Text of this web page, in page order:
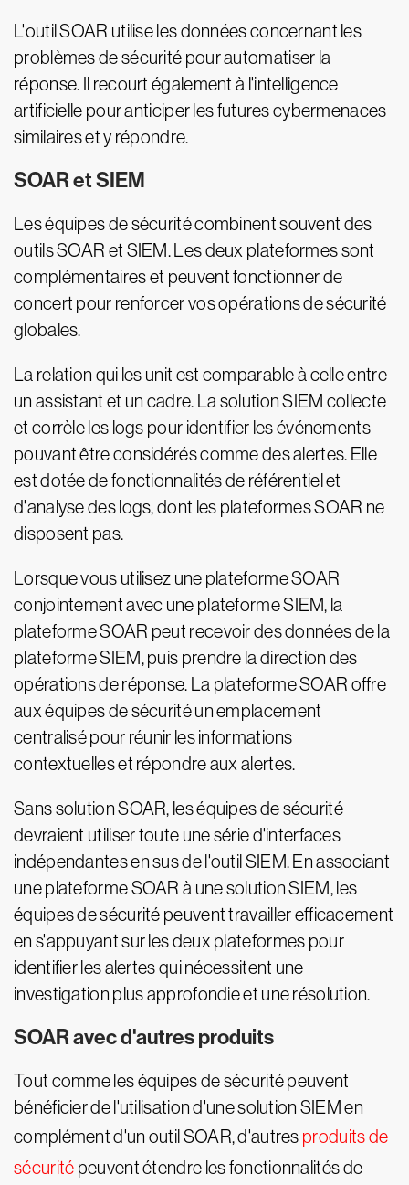
L'outil SOAR utilise les données concernant les
problèmes de sécurité pour automatiser la
réponse. Il recourt également à l'intelligence
artificielle pour anticiper les futures cybermenaces
similaires et y répondre.
SOAR et SIEM
Les équipes de sécurité combinent souvent des
outils SOAR et SIEM. Les deux plateformes sont
complémentaires et peuvent fonctionner de
concert pour renforcer vos opérations de sécurité
globales.
La relation qui les unit est comparable à celle entre
un assistant et un cadre. La solution SIEM collecte
et corrèle les logs pour identifier les événements
pouvant être considérés comme des alertes. Elle
est dotée de fonctionnalités de référentiel et
d'analyse des logs, dont les plateformes SOAR ne
disposent pas.
Lorsque vous utilisez une plateforme SOAR
conjointement avec une plateforme SIEM, la
plateforme SOAR peut recevoir des données de la
plateforme SIEM, puis prendre la direction des
opérations de réponse. La plateforme SOAR offre
aux équipes de sécurité un emplacement
centralisé pour réunir les informations
contextuelles et répondre aux alertes.
Sans solution SOAR, les équipes de sécurité
devraient utiliser toute une série d'interfaces
indépendantes en sus de l'outil SIEM. En associant
une plateforme SOAR à une solution SIEM, les
équipes de sécurité peuvent travailler efficacement
en s'appuyant sur les deux plateformes pour
identifier les alertes qui nécessitent une
investigation plus approfondie et une résolution.
SOAR avec d'autres produits
Tout comme les équipes de sécurité peuvent
bénéficier de l'utilisation d'une solution SIEM en
complément d'un outil SOAR, d'autres produits de
sécurité peuvent étendre les fonctionnalités de